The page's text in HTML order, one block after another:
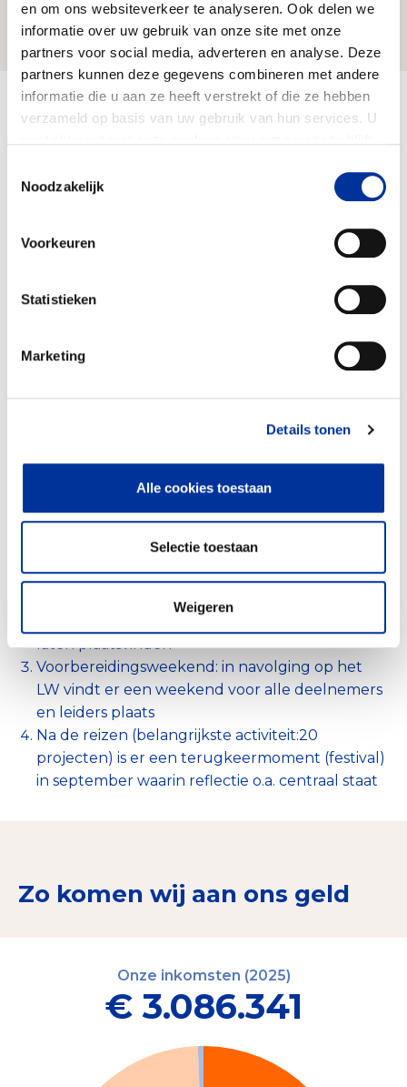
en om ons websiteverkeer te analyseren. Ook delen we
informatie over uw gebruik van onze site met onze
partners voor social media, adverteren en analyse. Deze
partners kunnen deze gegevens combineren met andere
informatie die u aan ze heeft verstrekt of die ze hebben
verzameld op basis van uw gebruik van hun services. U
Noodzakelijk
Voorkeuren
Statistieken
Marketing
Details tonen
Alle cookies toestaan
Selectie toestaan
Weigeren
Zo bereiken we ons doel
€ 2.523.536
hulpverlening
Er is een vaststaande projectcyclus voor zowel
de activiteiten in noord en zuid
Leidersweekend (LW): alle leiders worden
getraind om de reizen zo optimaal mogelijk te
laten plaatsvinden
Voorbereidingsweekend: in navolging op het
LW vindt er een weekend voor alle deelnemers
en leiders plaats
Na de reizen (belangrijkste activiteit:20
projecten) is er een terugkeermoment (festival)
in september waarin reflectie o.a. centraal staat
Zo komen wij aan ons geld
Onze inkomsten (2025)
€ 3.086.341